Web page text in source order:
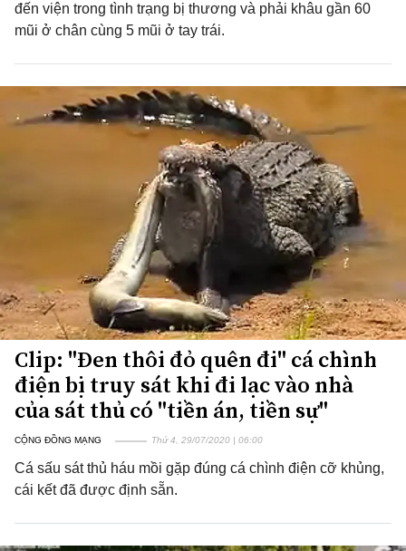
đến viện trong tình trạng bị thương và phải khâu gần 60
mũi ở chân cùng 5 mũi ở tay trái.
Clip: "Đen thôi đỏ quên đi" cá chình
điện bị truy sát khi đi lạc vào nhà
của sát thủ có "tiền án, tiền sự"
CỘNG ĐỒNG MẠNG Thứ 4, 29/07/2020 | 06:00
Cá sấu sát thủ háu mồi gặp đúng cá chình điện cỡ khủng,
cái kết đã được định sẵn.